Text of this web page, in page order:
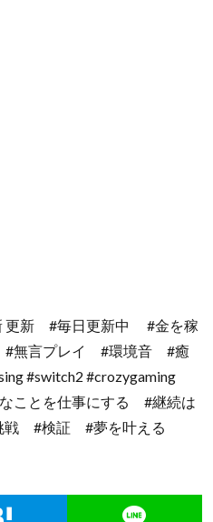
更新 #毎日更新中 #金を稼
無言プレイ #環境音 #癒
#switch2 #crozygaming
なことを仕事にする #継続は
#検証 #夢を叶える